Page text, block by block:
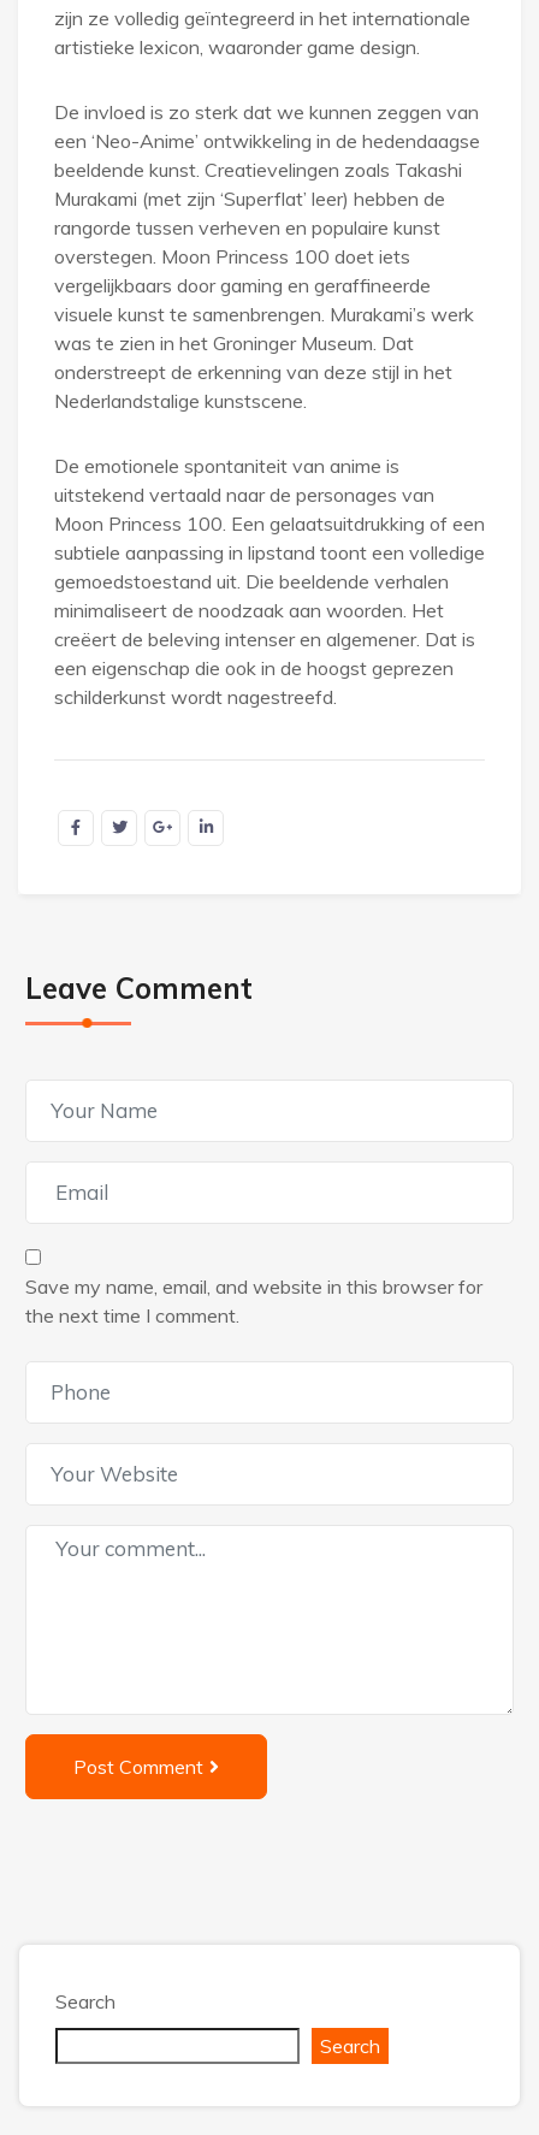
zijn ze volledig geïntegreerd in het internationale
artistieke lexicon, waaronder game design.
De invloed is zo sterk dat we kunnen zeggen van
een ‘Neo-Anime’ ontwikkeling in de hedendaagse
beeldende kunst. Creatievelingen zoals Takashi
Murakami (met zijn ‘Superflat’ leer) hebben de
rangorde tussen verheven en populaire kunst
overstegen. Moon Princess 100 doet iets
vergelijkbaars door gaming en geraffineerde
visuele kunst te samenbrengen. Murakami’s werk
was te zien in het Groninger Museum. Dat
onderstreept de erkenning van deze stijl in het
Nederlandstalige kunstscene.
De emotionele spontaniteit van anime is
uitstekend vertaald naar de personages van
Moon Princess 100. Een gelaatsuitdrukking of een
subtiele aanpassing in lipstand toont een volledige
gemoedstoestand uit. Die beeldende verhalen
minimaliseert de noodzaak aan woorden. Het
creëert de beleving intenser en algemener. Dat is
een eigenschap die ook in de hoogst geprezen
schilderkunst wordt nagestreefd.
Leave Comment
Save my name, email, and website in this browser for
the next time I comment.
Post Comment
Search
Search